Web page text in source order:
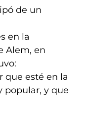
de un
en la
Alem, en
que esté en la
popular, y que